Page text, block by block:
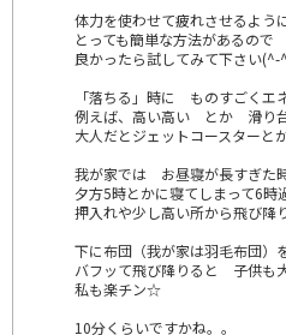
体力を使わせて疲れさせるよう
とっても簡単な方法があるので
良かったら試してみて下さい(^-
「落ちる」時に ものすごくエ
例えば、高い高い とか 滑り
大人だとジェットコースターと
我が家では お昼寝が長すぎた
夕方5時とかに寝てしまって6時
押入れや少し高い所から飛び降
下に布団（我が家は羽毛布団）
バフッて飛び降りると 子供も
私も楽チン☆
10分くらいですかね。。